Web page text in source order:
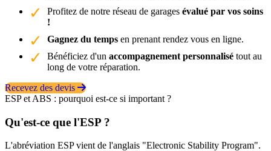
Profitez de notre réseau de garages évalué par vos soins
!
Gagnez du temps en prenant rendez vous en ligne.
Bénéficiez d'un accompagnement personnalisé tout au
long de votre réparation.
Recevez des devis
ESP et ABS : pourquoi est-ce si important ?
Qu'est-ce que l'ESP ?
L'abréviation ESP vient de l'anglais "Electronic Stability Program".